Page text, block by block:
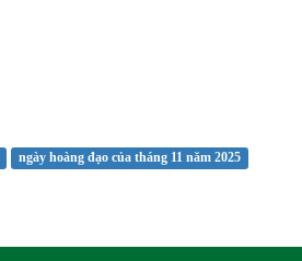
ngày hoàng đạo của tháng 11 năm 2025